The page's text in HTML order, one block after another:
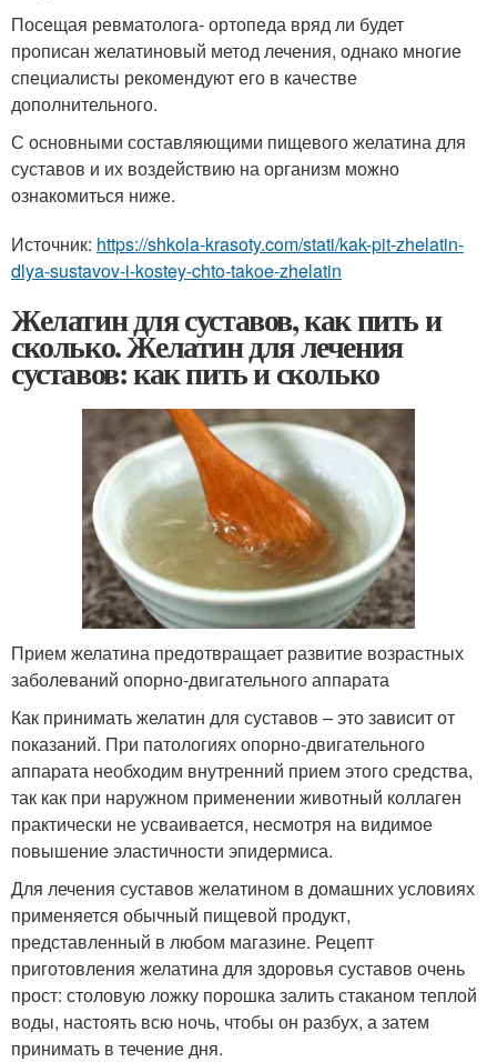
Посещая ревматолога- ортопеда вряд ли будет
прописан желатиновый метод лечения, однако многие
специалисты рекомендуют его в качестве
дополнительного.
С основными составляющими пищевого желатина для
суставов и их воздействию на организм можно
ознакомиться ниже.
Источник: https://shkola-krasoty.com/stati/kak-pit-zhelatin-
dlya-sustavov-i-kostey-chto-takoe-zhelatin
Желатин для суставов, как пить и
сколько. Желатин для лечения
суставов: как пить и сколько
Прием желатина предотвращает развитие возрастных
заболеваний опорно-двигательного аппарата
Как принимать желатин для суставов – это зависит от
показаний. При патологиях опорно-двигательного
аппарата необходим внутренний прием этого средства,
так как при наружном применении животный коллаген
практически не усваивается, несмотря на видимое
повышение эластичности эпидермиса.
Для лечения суставов желатином в домашних условиях
применяется обычный пищевой продукт,
представленный в любом магазине. Рецепт
приготовления желатина для здоровья суставов очень
прост: столовую ложку порошка залить стаканом теплой
воды, настоять всю ночь, чтобы он разбух, а затем
принимать в течение дня.